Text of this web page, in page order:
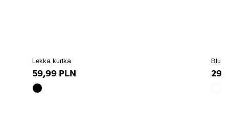
Lekka kurtka
59,99 PLN
czarny